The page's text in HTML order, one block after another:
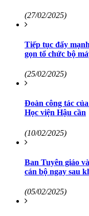
(27/02/2025)
Tiếp tục đẩy
gọn tổ chức bộ
(25/02/2025)
Đoàn công tác
Học viện Hậu cần
(10/02/2025)
Ban Tuyên giáo
cán bộ ngay sau
(05/02/2025)